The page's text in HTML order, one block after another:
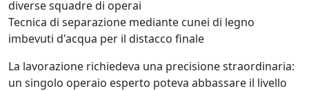
diverse squadre di operai
Tecnica di separazione mediante cunei di legno
imbevuti d'acqua per il distacco finale
La lavorazione richiedeva una precisione straordinaria:
un singolo operaio esperto poteva abbassare il livello